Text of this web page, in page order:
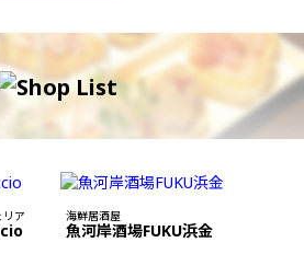
リア 海鮮居酒屋
魚河岸酒場FUKU浜金